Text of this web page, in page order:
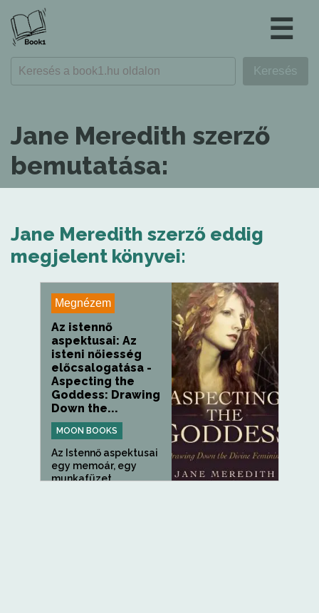
☰
Jane Meredith szerző
bemutatása:
Jane Meredith szerző eddig
megjelent könyvei:
Megnézem
Az istennő
aspektusai: Az
isteni nőiesség
előcsalogatása -
Aspecting the
Goddess: Drawing
Down the...
MOON BOOKS
Az Istennő aspektusai
egy memoár, egy
munkafüzet...